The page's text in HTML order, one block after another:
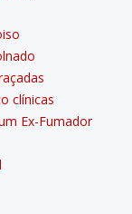
clí­nicas
Ex-Fumador